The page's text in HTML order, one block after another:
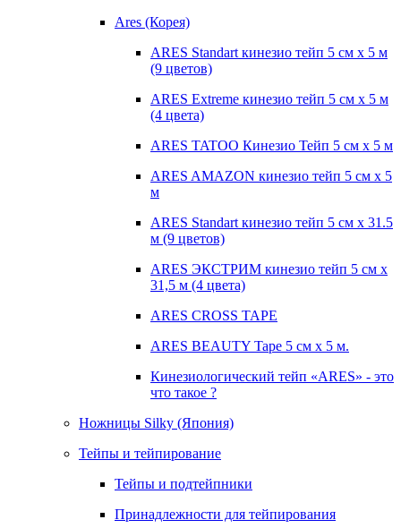
Ares (Корея)
ARES Standart кинезио тейп 5 см х 5 м
(9 цветов)
ARES Extreme кинезио тейп 5 см х 5 м
(4 цвета)
ARES TATOO Кинезио Тейп 5 см х 5 м
ARES AMAZON кинезио тейп 5 см х 5
м
ARES Standart кинезио тейп 5 см х 31.5
м (9 цветов)
ARES ЭКСТРИМ кинезио тейп 5 см х
31,5 м (4 цвета)
ARES CROSS TAPE
ARES BEAUTY Tape 5 см х 5 м.
Кинезиологический тейп «ARES» - это
что такое ?
Ножницы Silky (Япония)
Тейпы и тейпирование
Тейпы и подтейпники
Принадлежности для тейпирования